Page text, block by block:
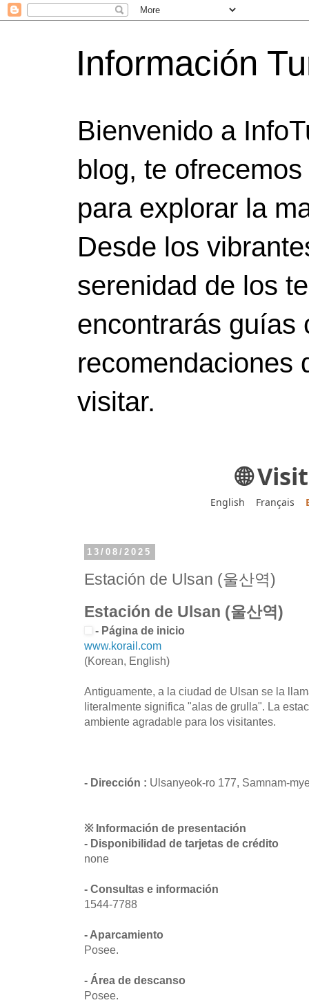
Información
Bienvenido a
blog, te
para explorar la
Desde los
serenidad de los
encontrarás guías
recomendaciones
visitar.
🌐
English Français
13/08/2025
Estación de Ulsan (울산역)
Estación de Ulsan (울산역)
- Página de inicio
www.korail.com
(Korean, English)
Antiguamente, a la ciudad de Ulsan se la
literalmente significa "alas de grulla". La
ambiente agradable para los visitantes.
- Dirección : Ulsanyeok-ro 177, Samnam-
※ Información de presentación
- Disponibilidad de tarjetas de crédito
none
- Consultas e información
1544-7788
- Aparcamiento
Posee.
- Área de descanso
Posee.